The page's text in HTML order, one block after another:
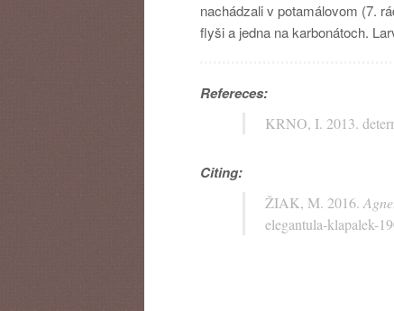
nachádzali v potamálovom (7.
flyši a jedna na karbonátoch.
Refereces:
KRNO, I. 2013.
Citing:
ŽIAK, M. 2016.
elegantula-klapalek-